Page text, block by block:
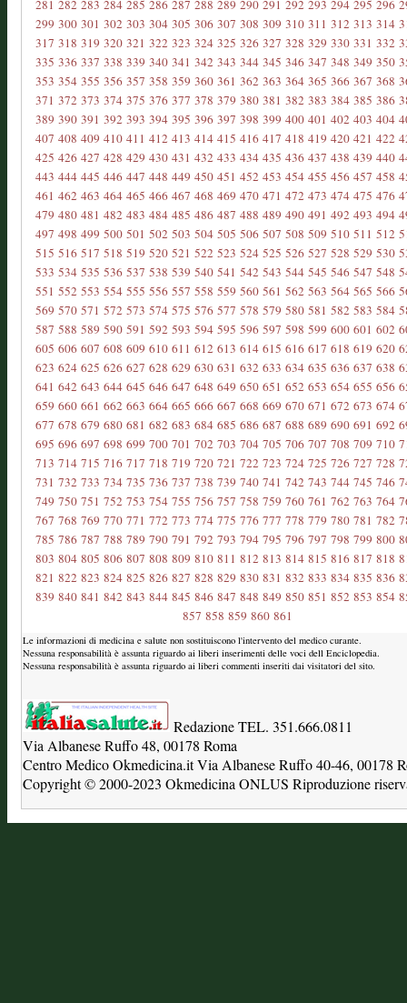
281 282 283 284 285 286 287 288 289 290 291 292 293 294 295 296
299 300 301 302 303 304 305 306 307 308 309 310 311 312 313 314
317 318 319 320 321 322 323 324 325 326 327 328 329 330 331 332
335 336 337 338 339 340 341 342 343 344 345 346 347 348 349 350
353 354 355 356 357 358 359 360 361 362 363 364 365 366 367 368
371 372 373 374 375 376 377 378 379 380 381 382 383 384 385 386
389 390 391 392 393 394 395 396 397 398 399 400 401 402 403 404
407 408 409 410 411 412 413 414 415 416 417 418 419 420 421 422
425 426 427 428 429 430 431 432 433 434 435 436 437 438 439 440
443 444 445 446 447 448 449 450 451 452 453 454 455 456 457 458
461 462 463 464 465 466 467 468 469 470 471 472 473 474 475 476
479 480 481 482 483 484 485 486 487 488 489 490 491 492 493 494
497 498 499 500 501 502 503 504 505 506 507 508 509 510 511 512
515 516 517 518 519 520 521 522 523 524 525 526 527 528 529 530
533 534 535 536 537 538 539 540 541 542 543 544 545 546 547 548
551 552 553 554 555 556 557 558 559 560 561 562 563 564 565 566
569 570 571 572 573 574 575 576 577 578 579 580 581 582 583 584
587 588 589 590 591 592 593 594 595 596 597 598 599 600 601 602
605 606 607 608 609 610 611 612 613 614 615 616 617 618 619 620
623 624 625 626 627 628 629 630 631 632 633 634 635 636 637 638
641 642 643 644 645 646 647 648 649 650 651 652 653 654 655 656
659 660 661 662 663 664 665 666 667 668 669 670 671 672 673 674
677 678 679 680 681 682 683 684 685 686 687 688 689 690 691 692
695 696 697 698 699 700 701 702 703 704 705 706 707 708 709 710
713 714 715 716 717 718 719 720 721 722 723 724 725 726 727 728
731 732 733 734 735 736 737 738 739 740 741 742 743 744 745 746
749 750 751 752 753 754 755 756 757 758 759 760 761 762 763 764
767 768 769 770 771 772 773 774 775 776 777 778 779 780 781 782
785 786 787 788 789 790 791 792 793 794 795 796 797 798 799 800
803 804 805 806 807 808 809 810 811 812 813 814 815 816 817 818
821 822 823 824 825 826 827 828 829 830 831 832 833 834 835 836
839 840 841 842 843 844 845 846 847 848 849 850 851 852 853 854
857 858 859 860 861
Le informazioni di medicina e salute non sostituiscono l'intervento del medico curante.
Nessuna responsabilità è assunta riguardo ai liberi inserimenti delle voci dell Enciclopedia.
Nessuna responsabilità è assunta riguardo ai liberi commenti inseriti dai visitatori del sito.
Redazione TEL. 351.666.0811
Via Albanese Ruffo 48, 00178 Roma
Centro Medico Okmedicina.it Via Albanese Ruffo 40-46, 00178
Copyright © 2000-2023 Okmedicina ONLUS Riproduzione